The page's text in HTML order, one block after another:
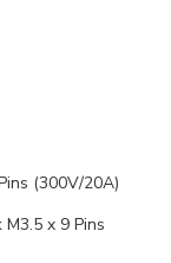
(300V/20A)
x 9 Pins